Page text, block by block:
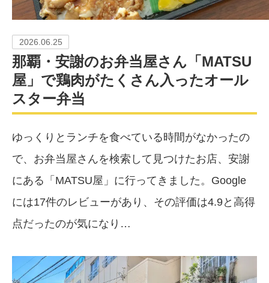
2026.06.25
那覇・安謝のお弁当屋さん「MATSU
屋」で鶏肉がたくさん入ったオール
スター弁当
ゆっくりとランチを食べている時間がなかったの
で、お弁当屋さんを検索して見つけたお店、安謝
にある「MATSU屋」に行ってきました。Google
には17件のレビューがあり、その評価は4.9と高得
点だったのが気になり…